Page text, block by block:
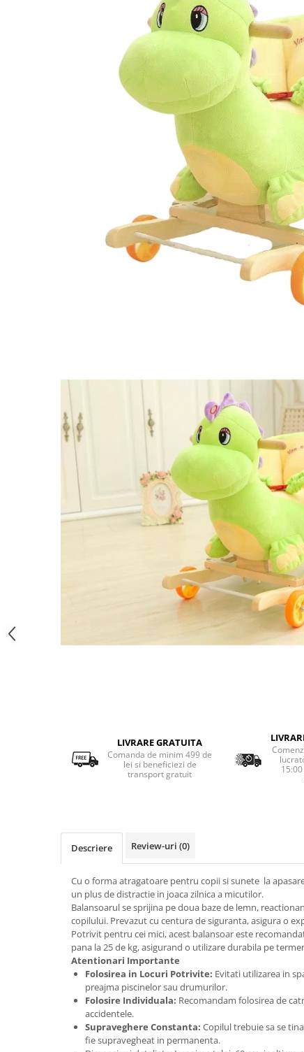
LIVRARE GRATUITA
Comanda de minim 499 de
lei si beneficiezi de
transport gratuit
Descriere Review-uri (0)
Cu o forma atragatoare pentru copii si sunete la
un plus de distractie in joaca zilnica a micutilor.
Balansoarul se sprijina pe doua baze de lemn,
copilului. Prevazut cu centura de siguranta, asigura o
Potrivit pentru cei mici, acest balansoar este
pana la 25 de kg, asigurand o utilizare durabila pe
Atentionari Importante
Folosirea in Locuri Potrivite: Evitati utilizarea in
preajma piscinelor sau drumurilor.
Folosire Individuala: Recomandam folosirea de
accidentele.
Supraveghere Constanta: Copilul trebuie sa se
fie supravegheat in permanenta.